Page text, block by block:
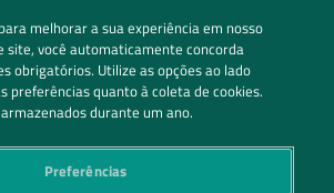
melhorar a sua experiência em nosso
site, você automaticamente concorda
obrigatórios. Utilize as opções ao lado
preferências quanto à coleta de cookies.
durante um ano.
Preferências